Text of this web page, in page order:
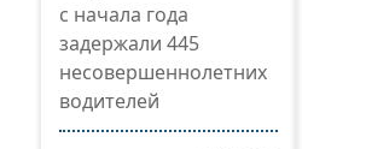
с начала года
задержали 445
несовершеннолетних
водителей